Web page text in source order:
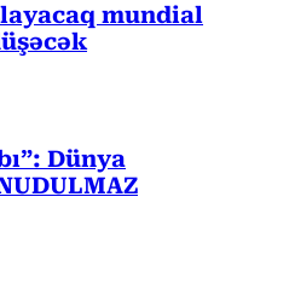
mundial
Dünya